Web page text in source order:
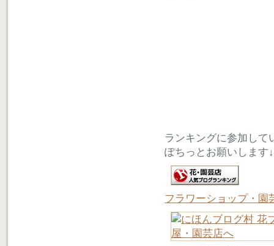
ランキングに参加して
ぽちっとお願いします↓
フラワーショップ・園